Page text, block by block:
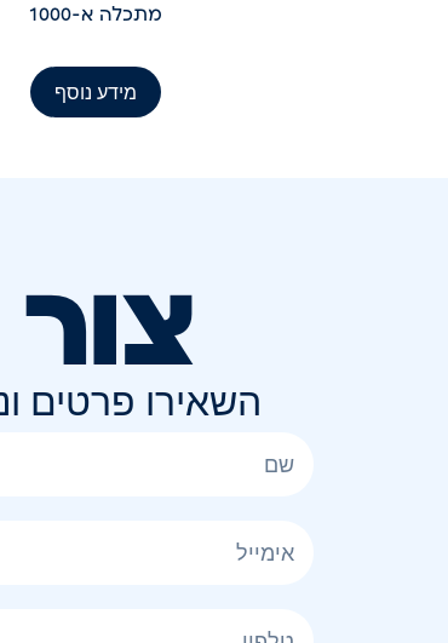
מתכלה א-1000
מידע נוסף
השאירו פרטים